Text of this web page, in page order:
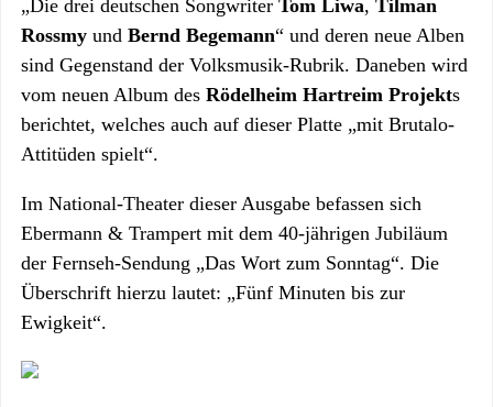
„Die drei deutschen Songwriter Tom Liwa, Tilman
Rossmy und Bernd Begemann“ und deren neue Alben
sind Gegenstand der Volksmusik-Rubrik. Daneben wird
vom neuen Album des Rödelheim Hartreim Projekts
berichtet, welches auch auf dieser Platte „mit Brutalo-
Attitüden spielt“.
Im National-Theater dieser Ausgabe befassen sich
Ebermann & Trampert mit dem 40-jährigen Jubiläum
der Fernseh-Sendung „Das Wort zum Sonntag“. Die
Überschrift hierzu lautet: „Fünf Minuten bis zur
Ewigkeit“.